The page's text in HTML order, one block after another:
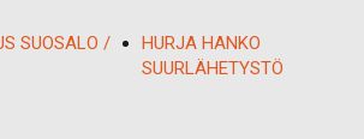
SUOSALO /
HURJA HANKO
SUURLÄHETYSTÖ